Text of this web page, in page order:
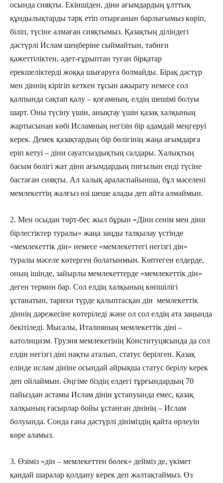
осында сияқты. Екіншіден, діни ағымдардың ұлттық
құндылықтарды тәрк етіп отырғанын барлығымыз көріп,
біліп, түсіне алмаған сияқтымыз. Қазақтың діліндегі
дәстүрлі Ислам шеңберіне сыймайтын, табиғи
қажеттіліктен, әдет-ғұрыптан туған бірқатар
ерекшеліктерді жоққа шығаруға болмайды. Бірақ дәстүр
мен діннің кірігіп кеткен тұсын ажырату немесе сол
қалпында сақтап қалу – қоғамның, елдің шешімі болуы
шарт. Оны түсіну үшін, анықтау үшін қазақ халқының
жартысынан көбі Исламның негізін бір адамдай меңгеруі
керек. Демек қазақтардың бір бөлігінің жаңа ағымдарға
еріп кетуі – діни сауатсыздықтың салдары. Халықтың
басым бөлігі жат діни ағымдардың пиғылын енді түсіне
бастаған сияқты. Ал халық араласпайынша, бұл мәселені
мемлекеттің жалғыз өзі шеше алады деп айта алмаймын.
2. Мен осыдан төрт-бес жыл бұрын «Діни сенім мен діни
бірлестіктер туралы» жаңа заңды талқылау үстінде
«мемлекеттік дін» немесе «мемлекеттегі негізгі дін»
туралы мәселе көтерген болатынмын. Көптеген елдерде,
оның ішінде, зайырлы мемлекеттерде «мемлекеттік дін»
деген термин бар. Сол елдің халқының көпшілігі
ұстанатын, тарихи түрде қалыптасқан дін мемлекеттік
діннің дәрежесіне көтеріледі және ол сол елдің ата заңында
бекітіледі. Мысалы, Италияның мемлекеттік діні –
католицизм. Грузия мемлекетінің Конституцясында да сол
елдін негізгі діні нақты аталып, статус берілген. Қазақ
елінде ислам дініне осындай айрықша статус берілу керек
деп ойлаймын. Әңгіме біздің елдегі тұрғындардың 70
пайыздан астамы Ислам дінін ұстануында емес, қазақ
халқының ғасырлар бойы ұстанған дінінің – Ислам
болуында. Сонда ғана дәстүрлі дініміздің қайта өрлеуін
көре аламыз.
3. Өзіміз «дін – мемлекеттен бөлек» дейміз де, үкімет
қандай шаралар қолдану керек деп жалтақтаймыз. Өз